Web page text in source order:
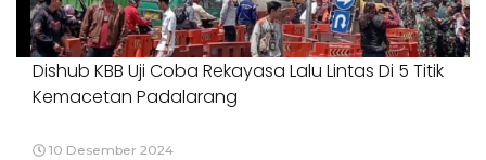
Dishub KBB Uji Coba Rekayasa Lalu Lintas Di 5 Titik
Kemacetan Padalarang
10 Desember 2024